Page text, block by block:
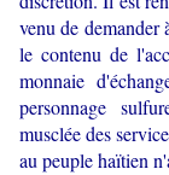
venu de
le contenu de
monnaie
personnage
musclée des
au peuple haïtien